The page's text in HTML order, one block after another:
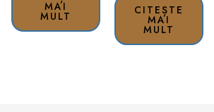
MAI
MULT CITEȘTE
MAI
MULT